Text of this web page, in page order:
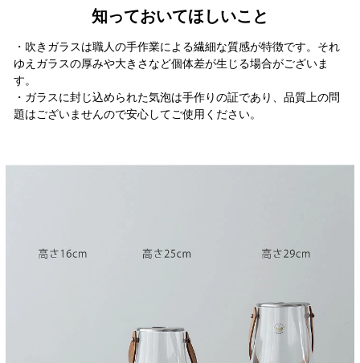
知っておいてほしいこと
・吹きガラスは職人の手作業による繊細な質感が特徴です。それ
ゆえガラスの厚みや大きさなど個体差が生じる場合がございま
す。
・ガラスに封じ込められた気泡は手作りの証であり、品質上の問
題はございませんので安心してご使用ください。